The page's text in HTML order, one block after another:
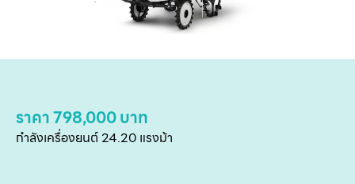
ราคา 798,000 บาท
กำลังเครื่องยนต์ 24.20 แรงม้า